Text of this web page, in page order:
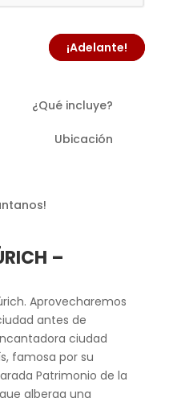
¡Adelante!
¿Qué incluye?
Ubicación
–
Aprovecharemos
antes de
ciudad
famosa por su
Patrimonio de la
alberga una